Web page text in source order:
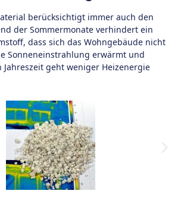
berücksichtigt immer auch den
der Sommermonate verhindert ein
dass sich das Wohngebäude nicht
Sonneneinstrahlung erwärmt und
geht weniger Heizenergie